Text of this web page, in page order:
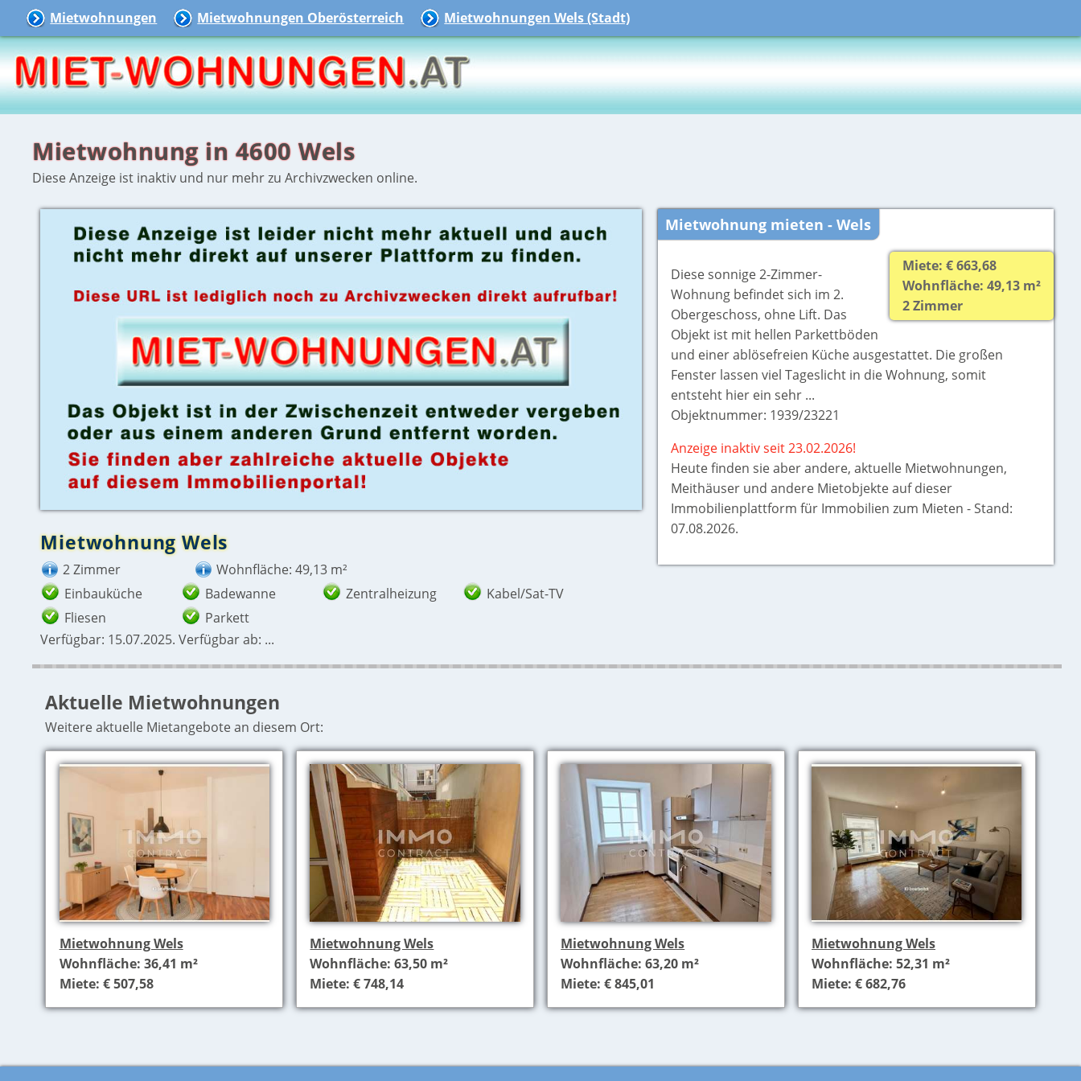
Mietwohnungen Mietwohnungen Oberösterreich Mietwohnungen Wels (Stadt)
Mietwohnung in 4600 Wels
Diese Anzeige ist inaktiv und nur mehr zu Archivzwecken online.
Mietwohnung Wels
2 Zimmer
Wohnfläche: 49,13 m²
Einbauküche
Badewanne Zentralheizung
Kabel/Sat-TV
Fliesen
Parkett
Verfügbar: 15.07.2025. Verfügbar ab: ...
Mietwohnung mieten - Wels
Miete: € 663,68
Wohnfläche: 49,13 m²
2 Zimmer
Diese sonnige 2-Zimmer-
Wohnung befindet sich im 2.
Obergeschoss, ohne Lift. Das
Objekt ist mit hellen Parkettböden
und einer ablösefreien Küche ausgestattet. Die großen
Fenster lassen viel Tageslicht in die Wohnung, somit
entsteht hier ein sehr ...
Objektnummer: 1939/23221
Anzeige inaktiv seit 23.02.2026!
Heute finden sie aberandere, aktuelle Mietwohnungen,
Meithäuser und andere Mietobjekte auf dieser
Immobilienplattform für Immobilien zum Mieten - Stand:
07.08.2026.
Aktuelle Mietwohnungen
Weitere aktuelle Mietangebote an diesem Ort:
Mietwohnung Wels
Wohnfläche: 36,41 m²
Miete: € 507,58
Mietwohnung Wels
Wohnfläche: 63,50 m²
Miete: € 748,14
Mietwohnung Wels
Wohnfläche: 63,20 m²
Miete: € 845,01
Mietwohnung Wels
Wohnfläche: 52,31 m²
Miete: € 682,76